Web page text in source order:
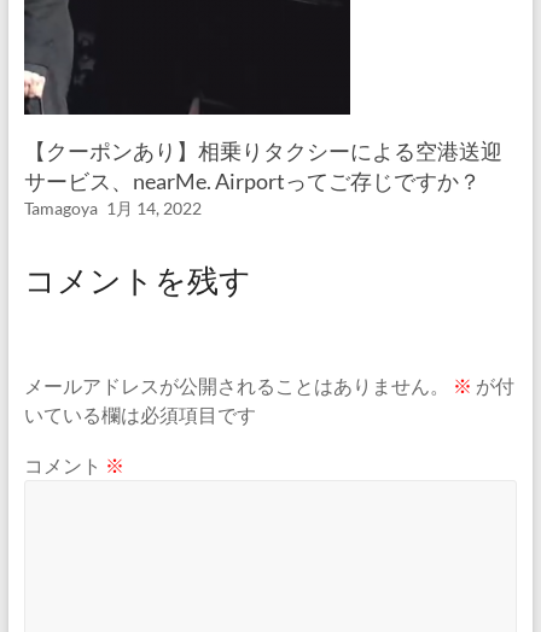
【クーポンあり】相乗りタクシーによる空港送迎
サービス、nearMe. Airportってご存じですか？
Tamagoya 1月 14, 2022
コメントを残す
メールアドレスが公開されることはありません。 ※ が付
いている欄は必須項目です
コメント ※